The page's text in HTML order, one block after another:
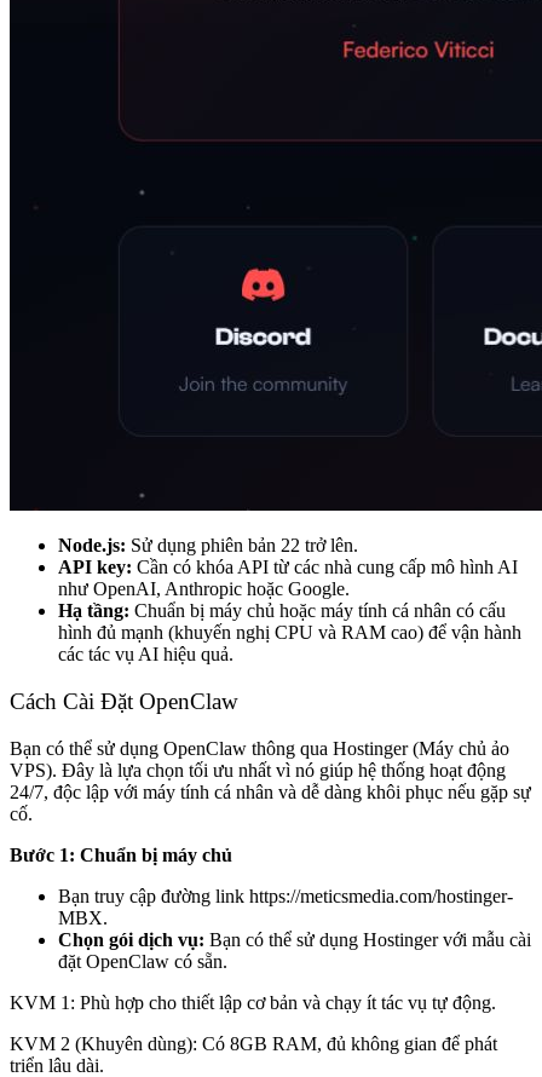
Node.js: Sử dụng phiên bản 22 trở lên.
API key: Cần có khóa API từ các nhà cung cấp mô hình AI
như OpenAI, Anthropic hoặc Google.
Hạ tầng: Chuẩn bị máy chủ hoặc máy tính cá nhân có cấu
hình đủ mạnh (khuyến nghị CPU và RAM cao) để vận hành
các tác vụ AI hiệu quả.
Cách Cài Đặt OpenClaw
Bạn có thể sử dụng OpenClaw thông qua Hostinger (Máy chủ ảo
VPS). Đây là lựa chọn tối ưu nhất vì nó giúp hệ thống hoạt động
24/7, độc lập với máy tính cá nhân và dễ dàng khôi phục nếu gặp sự
cố.
Bước 1: Chuẩn bị máy chủ
Bạn truy cập đường link https://meticsmedia.com/hostinger-
MBX.
Chọn gói dịch vụ: Bạn có thể sử dụng Hostinger với mẫu cài
đặt OpenClaw có sẵn.
KVM 1: Phù hợp cho thiết lập cơ bản và chạy ít tác vụ tự động.
KVM 2 (Khuyên dùng): Có 8GB RAM, đủ không gian để phát
triển lâu dài.